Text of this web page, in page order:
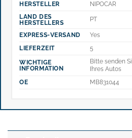
HERSTELLER
NIPOCAR
LAND DES
HERSTELLERS
PT
EXPRESS-VERSAND
Yes
LIEFERZEIT
5
WICHTIGE
INFORMATION
Bitte senden
Ihres Autos
OE
MB831044